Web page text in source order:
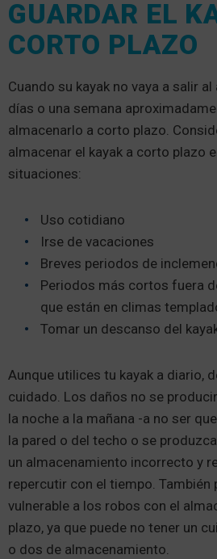
GUARDAR EL
CORTO PLAZO
Cuando su kayak no vaya a salir
días o una semana
almacenarlo a corto plazo.
almacenar el kayak a corto plazo
situaciones:
Uso cotidiano
Irse de vacaciones
Breves periodos de
Periodos más cortos fuera
que están en climas
Tomar un descanso del
Aunque utilices tu kayak a diario,
cuidado. Los daños no se
la noche a la mañana -a no ser
la pared o del techo o se
un almacenamiento incorrecto y
repercutir con el tiempo. También
vulnerable a los robos con el
plazo, ya que puede no tener un
o dos de almacenamiento.